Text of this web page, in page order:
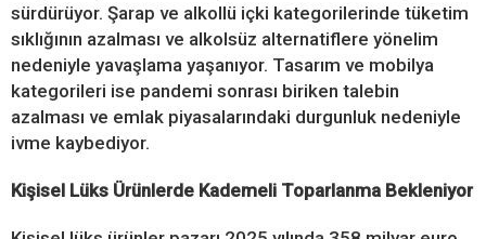
sürdürüyor. Şarap ve alkollü içki kategorilerinde tüketim
sıklığının azalması ve alkolsüz alternatiflere yönelim
nedeniyle yavaşlama yaşanıyor. Tasarım ve mobilya
kategorileri ise pandemi sonrası biriken talebin
azalması ve emlak piyasalarındaki durgunluk nedeniyle
ivme kaybediyor.
Kişisel Lüks Ürünlerde Kademeli Toparlanma Bekleniyor